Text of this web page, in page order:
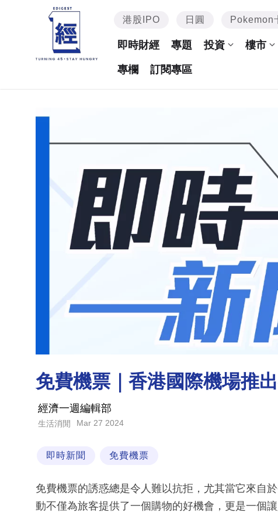
港股IPO 日圓 Pokemon
即時財經 專題 投資 樓市
專欄 訂閱專區
免費機票｜香港國際機場推
經濟一週編輯部
生活消閒 Mar 27 2024
即時新聞 免費機票
免費機票的誘惑總是令人難以抗拒，尤其當它來自
動不僅為旅客提供了一個購物的好機會，更是一個